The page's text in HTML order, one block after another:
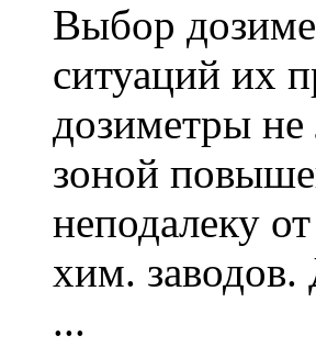
Выбор
ситуаций их
дозиметры
зоной
неподалеку
хим. заводов.
...